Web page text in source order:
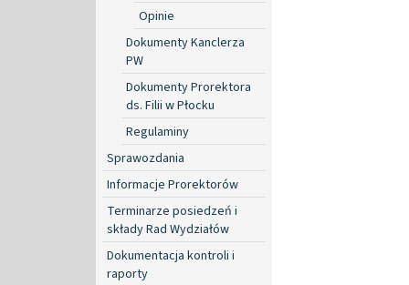
Opinie
Dokumenty Kanclerza
PW
Dokumenty Prorektora
ds. Filii w Płocku
Regulaminy
Sprawozdania
Informacje Prorektorów
Terminarze posiedzeń i
składy Rad Wydziałów
Dokumentacja kontroli i
raporty